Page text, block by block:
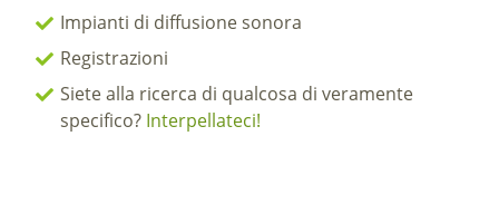
Impianti di diffusione sonora
Registrazioni
Siete alla ricerca di qualcosa di veramente
specifico? Interpellateci!